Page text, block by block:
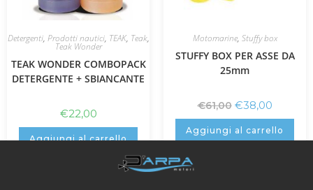
Detergenti, Prodotti nautici, TEAK, Teak,
Teak Wonder
TEAK WONDER COMBOPACK
DETERGENTE + SBIANCANTE
€22,00
Aggiungi al carrello
Motomarine, Stuffy box
STUFFY BOX PER ASSE DA
25mm
€61,00 €38,00
Aggiungi al carrello